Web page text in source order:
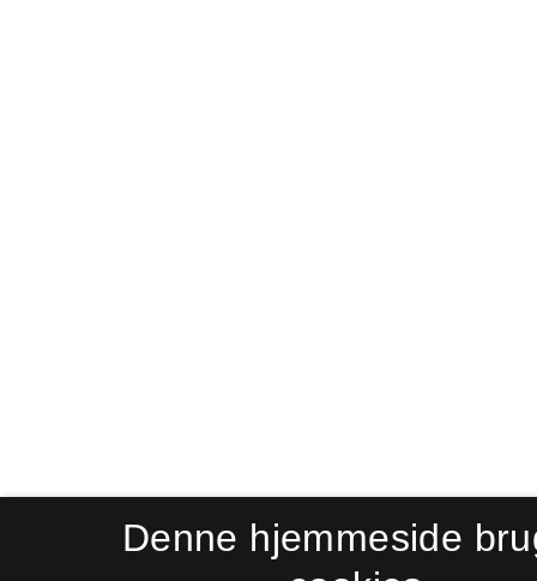
Denne hjemmeside